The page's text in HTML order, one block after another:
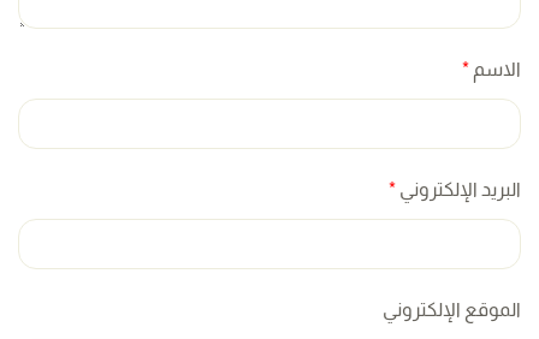
الاسم *
البريد الإلكتروني *
الموقع الإلكتروني